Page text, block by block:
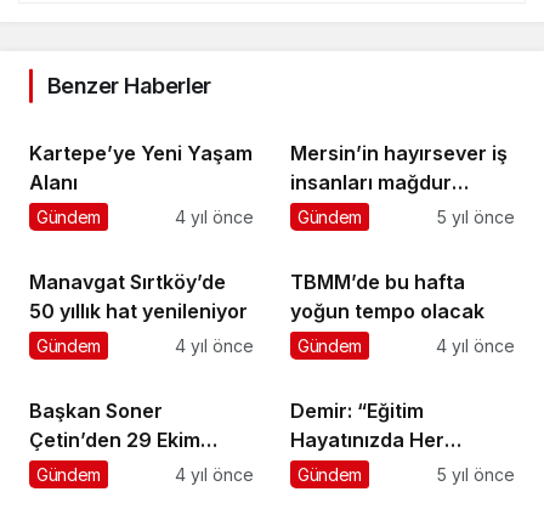
Benzer Haberler
Kartepe’ye Yeni Yaşam
Alanı
Gündem 4 yıl önce
Mersin’in hayırsever iş
insanları mağdur
ailelerin yanında
Gündem 5 yıl önce
Manavgat Sırtköy’de
50 yıllık hat yenileniyor
Gündem 4 yıl önce
TBMM’de bu hafta
yoğun tempo olacak
Gündem 4 yıl önce
Başkan Soner
Çetin’den 29 Ekim
Cumhuriyet Bayramı
Gündem 4 yıl önce
Demir: “Eğitim
Hayatınızda Her
Birinize Üstün Başarılar
Gündem 5 yıl önce